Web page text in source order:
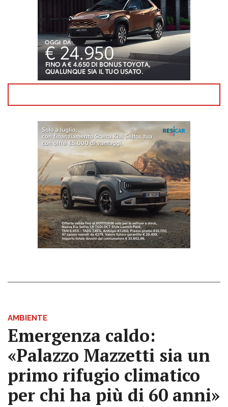
AMBIENTE
Emergenza caldo:
«Palazzo Mazzetti sia un
primo rifugio climatico
per chi ha più di 60 anni»